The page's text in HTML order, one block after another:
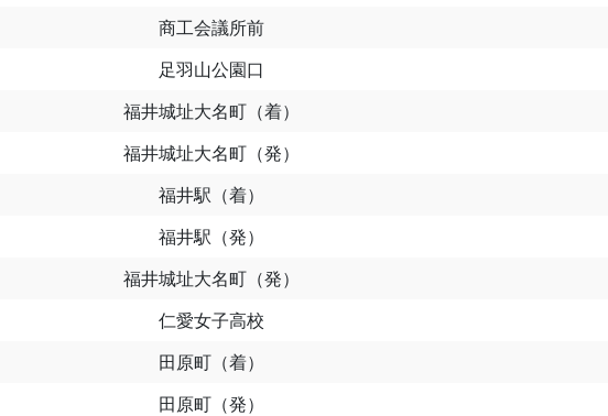
商工会議所前
足羽山公園口
福井城址大名町（着）
福井城址大名町（発）
福井駅（着）
福井駅（発）
福井城址大名町（発）
仁愛女子高校
田原町（着）
田原町（発）